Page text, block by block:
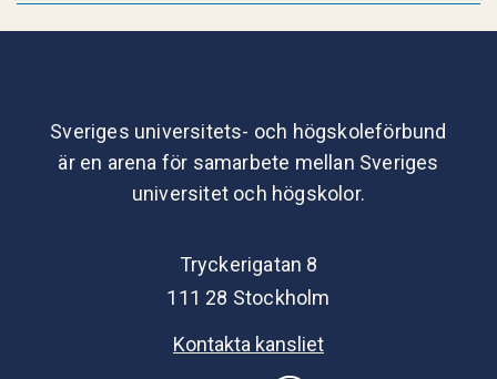
Sveriges universitets- och högskoleförbund
är en arena för samarbete mellan Sveriges
universitet och högskolor.
Tryckerigatan 8
111 28 Stockholm
Kontakta kansliet